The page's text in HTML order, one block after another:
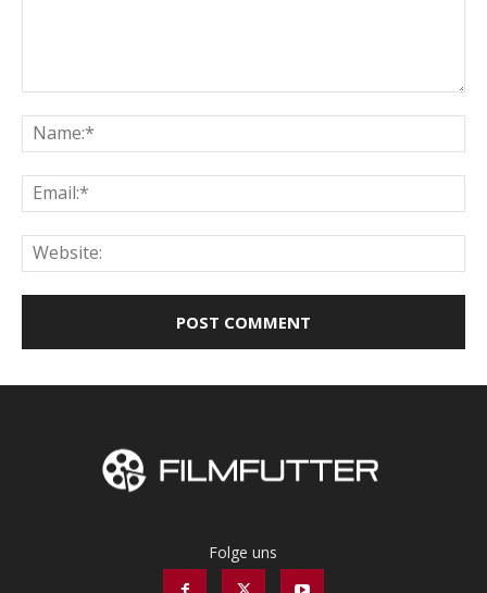
Folge uns